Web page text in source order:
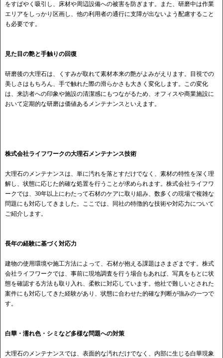
をすばやく吸引し、床材や周辺設備への被害を防ぎます。また、研磨中は作業
エリアをしっかり区画し、他の利用者の通行に支障が出ないよう配慮すること
も必要です。
見た目の艶と手触りの回復
研磨後の大理石は、くすみが取れて素材本来の艶がよみがえります。目視での
美しさはもちろん、手で触れた際の滑らかさも大きく変化します。この変化
は、来訪者への印象や施設の清潔感にもつながるため、オフィスや商業施設に
おいて定期的な研磨は価値あるメンテナンスといえます。
株式会社ライフワークの大理石メンテナンス技術
大理石のメンテナンスは、単に汚れを落とすだけでなく、素材の特性を深く理
解し、状態に応じた的確な処置を行うことが求められます。株式会社ライフワ
ークでは、30年以上にわたって石材のケアに取り組み、数多くの現場で複雑な
問題にも対応してきました。ここでは、同社の特徴的な技術や対応力について
ご紹介します。
長年の経験に基づく対応力
建物の使用環境や施工方法によって、石材が抱える課題はさまざまです。株式
会社ライフワークでは、事前に現地調査を行う場合もあれば、写真をもとに状
態を確認する方法も取り入れ、柔軟に対応しています。他社で難しいとされた
案件にも対応してきた経験があり、状態に合わせた的確な判断が強みの一つで
す。
白華・濡れ色・シミなど多様な問題への対策
大理石のメンテナンスでは、表面的な汚れだけでなく、内部に生じる白華現象